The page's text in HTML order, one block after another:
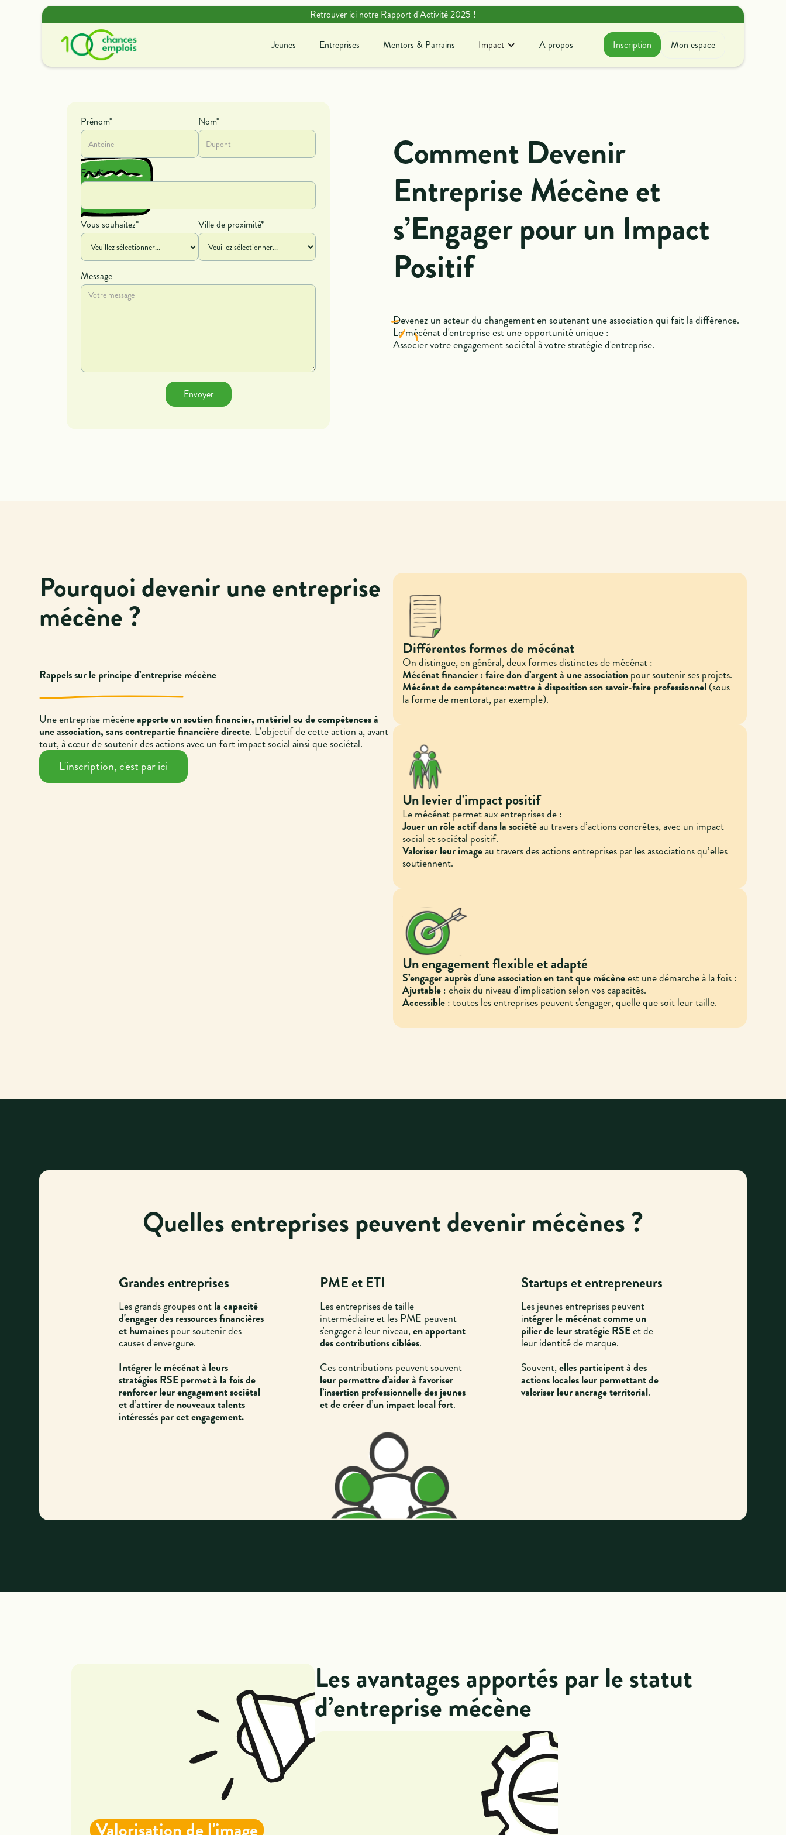
Retrouver ici notre Rapport d'Activité 2025 !
Jeunes
Entreprises
Mentors & Parrains
Impact
A propos
Inscription Mon espace
Découvrir nos offres de
contrat et de bénévolat.
association !
Prénom* Nom*
Email*
Vous souhaitez* Ville de proximité*
Message
Comment Devenir
Entreprise Mécène et
s’Engager pour un Impact
Positif
Devenez un acteur du changement en soutenant une association qui fait la différence.
Le mécénat d'entreprise est une opportunité unique :
Associer votre engagement sociétal à votre stratégie d'entreprise.
Pourquoi devenir une entreprise
mécène ?
Rappels sur le principe d’entreprise mécène
Une entreprise mécèneapporte un soutien financier, matériel ou de compétences à
une association, sans contrepartie financière directe. L’objectif de cette action a, avant
tout, à cœur de soutenir des actions avec un fort impact social ainsi que sociétal.
L'inscription, c'est par ici
Différentes formes de mécénat
On distingue, en général, deux formes distinctes de mécénat :
Mécénat financier:faire don d’argent à une associationpour soutenir ses projets.
Mécénat de compétence:mettre à disposition son savoir-faire professionnel(sous
la forme de mentorat, par exemple).
Un levier d'impact positif
Le mécénat permet aux entreprises de :
Jouer un rôle actif dans la sociétéau travers d’actions concrètes, avec un impact
social et sociétal positif.
Valoriser leur imageau travers des actions entreprises par les associations qu’elles
soutiennent.
Un engagement flexible et adapté
S’engager auprès d'une association en tant que mécèneest une démarche à la fois :
Ajustable: choix du niveau d'implication selon vos capacités.
Accessible: toutes les entreprises peuvent s'engager, quelle que soit leur taille.
Quelles entreprises peuvent devenir mécènes ?
Grandes entreprises
Les grands groupes ontla capacité
d'engager des ressources financières
et humainespour soutenir des
causes d'envergure.
Intégrer le mécénat à leurs
stratégies RSE permet à la fois de
renforcer leur engagement sociétal
et d’attirer de nouveaux talents
intéressés par cet engagement.
PME et ETI
Les entreprises de taille
intermédiaire et les PME peuvent
s'engager à leur niveau,en apportant
des contributions ciblées.
Ces contributions peuvent souvent
leur permettre d’aider à favoriser
l’insertion professionnelle des jeunes
et de créer d’un impact local fort.
Startups et entrepreneurs
Les jeunes entreprises peuvent
intégrer le mécénat comme un
pilier de leur stratégie RSEet de
leur identité de marque.
Souvent,elles participent à des
actions locales leur permettant de
valoriser leur ancrage territorial.
Les avantages apportés par le statut
d’entreprise mécène